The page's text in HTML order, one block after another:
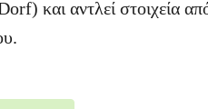
και αντλεί στοιχεία